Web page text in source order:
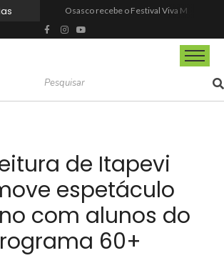
Barueri entrega Espaço Motoboy em Aldeia da Serra com estrutura, segurança e dignidade aos profissionais
Prefeitura de Barueri dá posse a novos agentes comunitários de saúde
Barueri recebe este mês projeto que transforma cinema em ferramenta de educação ambiental
de Itapevi
espetáculo
com alunos do
60+